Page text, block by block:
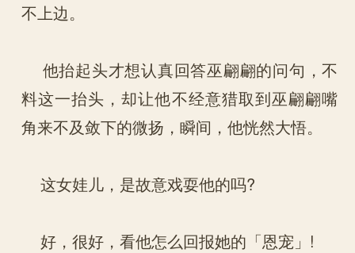
不上边。
他抬起头才想认真回答巫翩翩的问句，不
料这一抬头，却让他不经意猎取到巫翩翩嘴
角来不及敛下的微扬，瞬间，他恍然大悟。
这女娃儿，是故意戏耍他的吗?
好，很好，看他怎么回报她的「恩宠」!